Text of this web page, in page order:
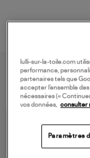
VOUS AIMEREZ
lulli-sur-la-toile.com
performance,
partenaires tels que
accepter l’ensemble
nécessaires («
vos données, consulter
Paramètres